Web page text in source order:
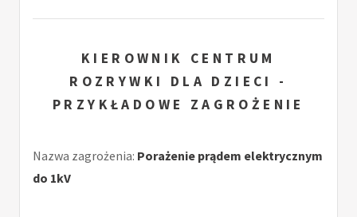
KIEROWNIK CENTRUM
ROZRYWKI DLA DZIECI -
PRZYKŁADOWE ZAGROŻENIE
Nazwa zagrożenia: Porażenie prądem elektrycznym
do 1kV